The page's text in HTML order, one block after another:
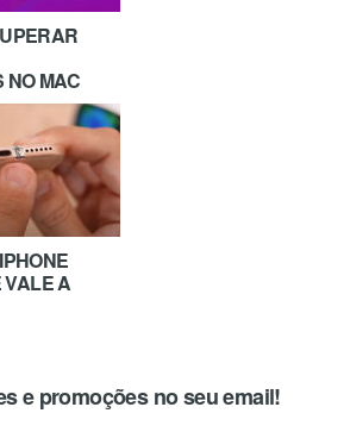
NO MAC
VALE A
e promoções no seu email!